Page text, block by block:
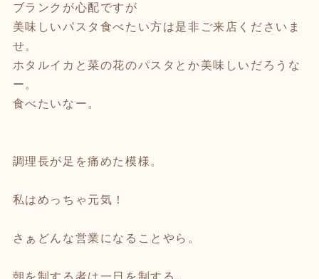
ブランクが心配ですが
美味しいパスタ食べたい方は是非ご来店くださいま
せ。
ホタルイカと菜の花のパスタとか美味しいだろうな
ー。
食べたいなー。
調理長が足を痛めた模様。
私はめっちゃ元気！
さぁどんな営業になることやら。
朝を制する者は一日を制する。